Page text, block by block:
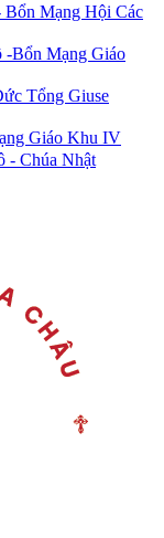
Mạng Hội Các
-Bổn Mạng Giáo
Tổng Giuse
Giáo Khu IV
- Chúa Nhật